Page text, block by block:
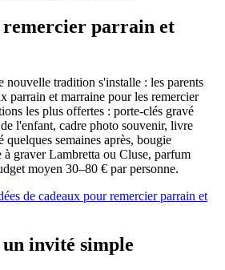
remercier parrain et
nouvelle tradition s'installe : les parents
parrain et marraine pour les remercier
les plus offertes : porte-clés gravé
l'enfant, cadre photo souvenir, livre
semaines après, bougie
graver Lambretta ou Cluse, parfum
moyen 30–80 € par personne.
de cadeaux pour remercier parrain et
invité simple